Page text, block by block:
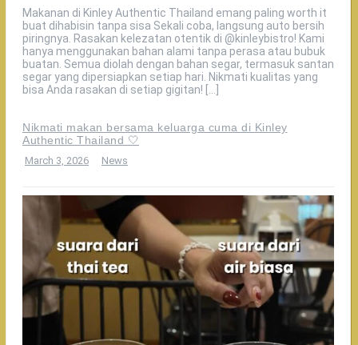
Makanan di Kinley Authentic Thailand emang paling worth it
buat dihabisin tanpa sisa Sekali coba, langsung auto bersih
piringnya. Rasakan kelezatan otentik di @kinleybistro! Kami
hanya menggunakan bahan alami tanpa perasa atau bubuk
buatan. Semua diolah dengan bahan segar, termasuk santan
segar yang dipersiapkan setiap hari. Nikmati kualitas yang
bisa Anda rasakan di setiap gigitan! […]
Nikmati makan bersama keluarga cuma di Kinley
Authentic Thailand 🤍
March 3, 2026 News